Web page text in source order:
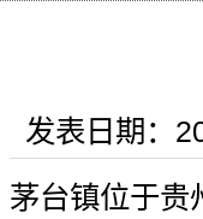
发表日期：
茅台镇位于贵